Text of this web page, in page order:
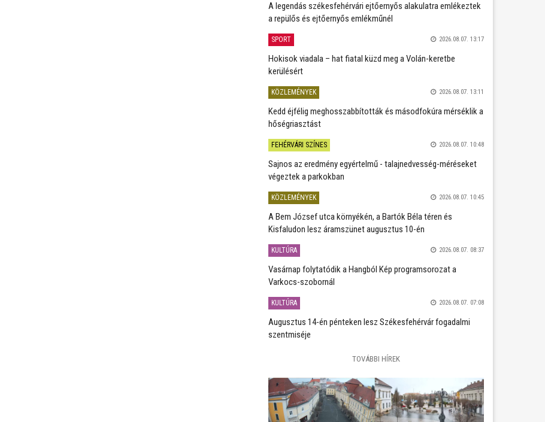
A legendás székesfehérvári ejtőernyős alakulatra emlékeztek
a repülős és ejtőernyős emlékműnél
SPORT 2026.08.07. 13:17
Hokisok viadala – hat fiatal küzd meg a Volán-keretbe
kerülésért
KÖZLEMÉNYEK 2026.08.07. 13:11
Kedd éjfélig meghosszabbították és másodfokúra mérséklik a
hőségriasztást
FEHÉRVÁRI SZÍNES 2026.08.07. 10:48
Sajnos az eredmény egyértelmű - talajnedvesség-méréseket
végeztek a parkokban
KÖZLEMÉNYEK 2026.08.07. 10:45
A Bem József utca környékén, a Bartók Béla téren és
Kisfaludon lesz áramszünet augusztus 10-én
KULTÚRA 2026.08.07. 08:37
Vasárnap folytatódik a Hangból Kép programsorozat a
Varkocs-szobornál
KULTÚRA 2026.08.07. 07:08
Augusztus 14-én pénteken lesz Székesfehérvár fogadalmi
szentmiséje
TOVÁBBI HÍREK